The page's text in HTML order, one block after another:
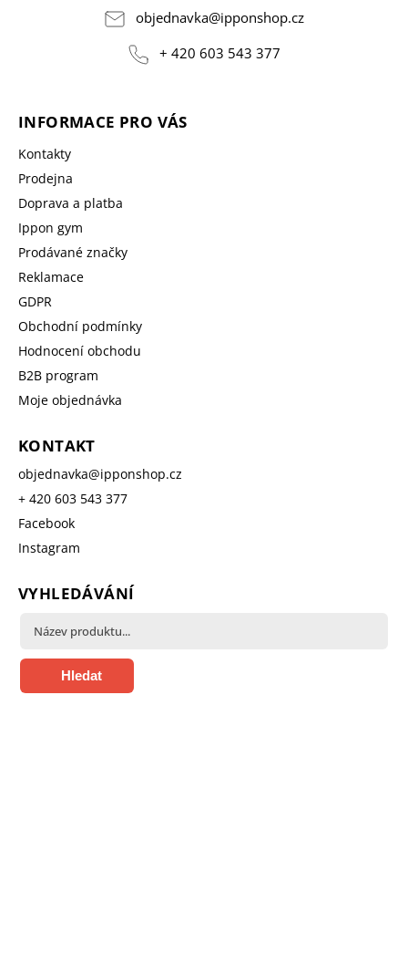
objednavka@ipponshop.cz
+ 420 603 543 377
INFORMACE PRO VÁS
Kontakty
Prodejna
Doprava a platba
Ippon gym
Prodávané značky
Reklamace
GDPR
Obchodní podmínky
Hodnocení obchodu
B2B program
Moje objednávka
KONTAKT
objednavka@ipponshop.cz
+ 420 603 543 377
Facebook
Instagram
VYHLEDÁVÁNÍ
Hledat